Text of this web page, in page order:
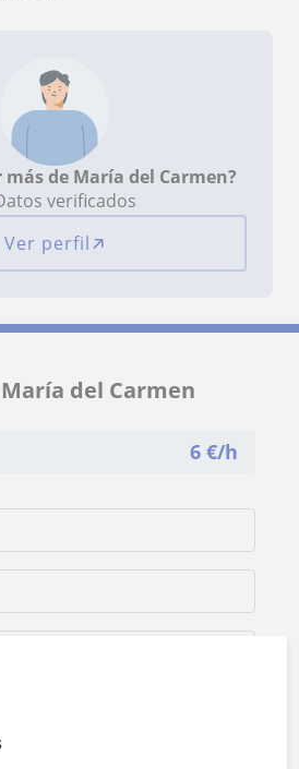
más de María del Carmen?
verificados
Ver perfil
del Carmen
6 €/h